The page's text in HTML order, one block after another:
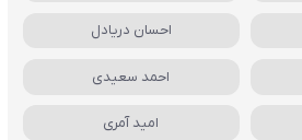
احسان دریادل
احمد سعیدی
امید آمری